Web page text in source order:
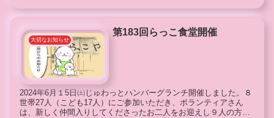
大切なお知らせ
第183回らっこ食堂開催
2024年6月１5日㈯じゅわっとハンバーグランチ開催しました。８
世帯27人（こども17人）にご参加いただき、ボランティアさん
は、新しく仲間入りしてくださったお二人をお迎えし９人の方々